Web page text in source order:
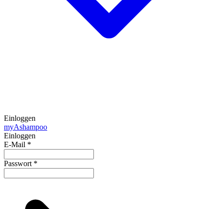
Einloggen
myAshampoo
Einloggen
E-Mail *
Passwort *